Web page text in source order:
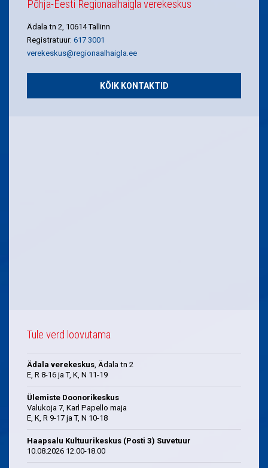
Põhja-Eesti Regionaalhaigla verekeskus
Ädala tn 2, 10614 Tallinn
Registratuur: 617 3001
verekeskus@regionaalhaigla.ee
KÕIK KONTAKTID
Tule verd loovutama
Ädala verekeskus , Ädala tn 2
E, R 8-16 ja T, K, N 11-19
Ülemiste Doonorikeskus
Valukoja 7, Karl Papello maja
E, K, R 9-17 ja T, N 10-18
Haapsalu Kultuurikeskus (Posti 3) Suvetuur
10.08.2026 12.00-18.00